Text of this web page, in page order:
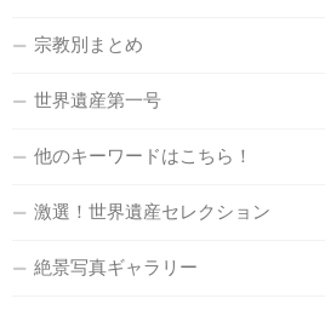
宗教別まとめ
世界遺産第一号
他のキーワードはこちら！
激選！世界遺産セレクション
絶景写真ギャラリー